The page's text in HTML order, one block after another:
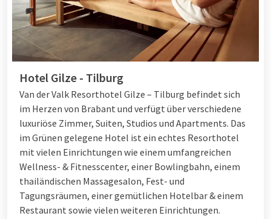
Hotel Gilze - Tilburg
Van der Valk Resorthotel Gilze – Tilburg befindet sich
im Herzen von Brabant und verfügt über verschiedene
luxuriöse Zimmer, Suiten, Studios und Apartments. Das
im Grünen gelegene Hotel ist ein echtes Resorthotel
mit vielen Einrichtungen wie einem umfangreichen
Wellness- & Fitnesscenter, einer Bowlingbahn, einem
thailändischen Massagesalon, Fest- und
Tagungsräumen, einer gemütlichen Hotelbar & einem
Restaurant sowie vielen weiteren Einrichtungen.